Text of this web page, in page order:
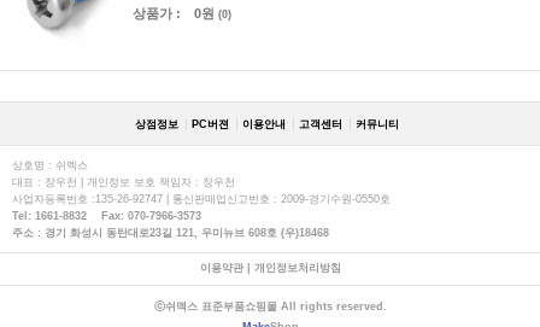
상품가 : 0원 (0)
상점정보 PC버젼 이용안내 고객센터 커뮤니티
상호명 : 쉬멕스
대표 : 장우천 | 개인정보 보호 책임자 : 장우천
사업자등록번호 :135-26-92747 | 통신판매업신고번호 : 2009-경기수원-0550호
Tel: 1661-8832 Fax: 070-7966-3573
주소 : 경기 화성시 동탄대로23길 121, 우미뉴브 608호 (우)18468
이용약관| 개인정보처리방침
ⓒ쉬멕스 표준부품쇼핑몰 All rights reserved.